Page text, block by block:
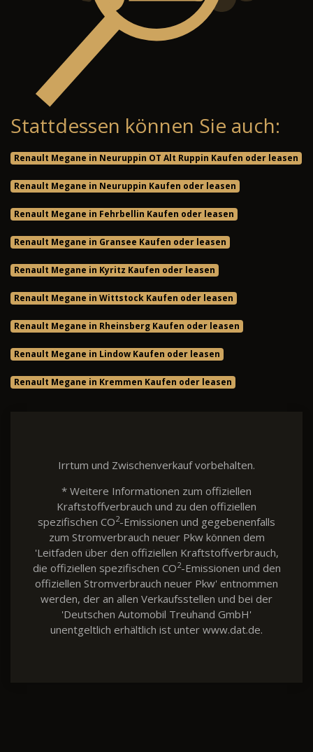
Stattdessen können Sie auch:
Renault Megane in Neuruppin OT Alt Ruppin Kaufen oder leasen
Renault Megane in Neuruppin Kaufen oder leasen
Renault Megane in Fehrbellin Kaufen oder leasen
Renault Megane in Gransee Kaufen oder leasen
Renault Megane in Kyritz Kaufen oder leasen
Renault Megane in Wittstock Kaufen oder leasen
Renault Megane in Rheinsberg Kaufen oder leasen
Renault Megane in Lindow Kaufen oder leasen
Renault Megane in Kremmen Kaufen oder leasen
Irrtum und Zwischenverkauf vorbehalten.
* Weitere Informationen zum offiziellen
Kraftstoffverbrauch und zu den offiziellen
spezifischen CO2-Emissionen und gegebenenfalls
zum Stromverbrauch neuer Pkw können dem
'Leitfaden über den offiziellen Kraftstoffverbrauch,
die offiziellen spezifischen CO2-Emissionen und den
offiziellen Stromverbrauch neuer Pkw' entnommen
werden, der an allen Verkaufsstellen und bei der
'Deutschen Automobil Treuhand GmbH'
unentgeltlich erhältlich ist unter www.dat.de.